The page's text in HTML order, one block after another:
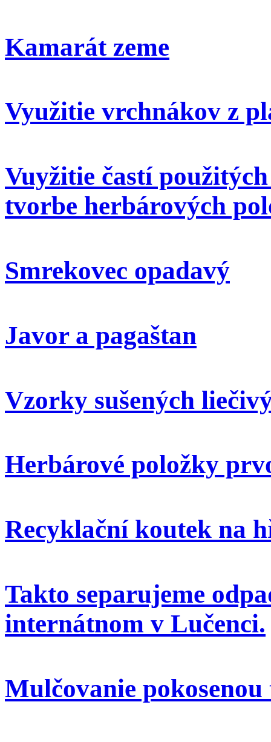
Kamarát zeme
Využitie vrchnákov z
Vuyžitie častí
tvorbe herbárových
Smrekovec opadavý
Javor a pagaštan
Vzorky sušených
Herbárové položky
Recyklační koutek na
Takto separujeme
internátnom v Lučenci.
Mulčovanie